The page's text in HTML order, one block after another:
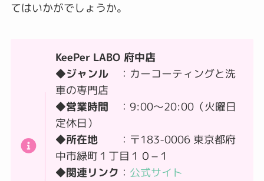
てはいかがでしょうか。
KeePer LABO 府中店
◆ジャンル ：カーコーティングと洗
車の専門店
◆営業時間 ：9:00～20:00（火曜日
定休日）
◆所在地 ：〒183-0006 東京都府
中市緑町１丁目１０−１
◆関連リンク ： 公式サイト